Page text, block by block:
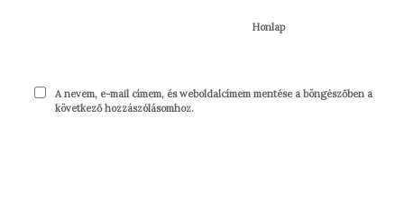
Honlap
A nevem, e-mail címem, és weboldalcímem mentése a böngészőben a
következő hozzászólásomhoz.